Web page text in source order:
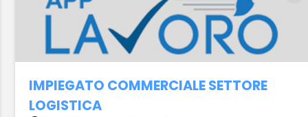
IMPIEGATO COMMERCIALE SETTORE
LOGISTICA